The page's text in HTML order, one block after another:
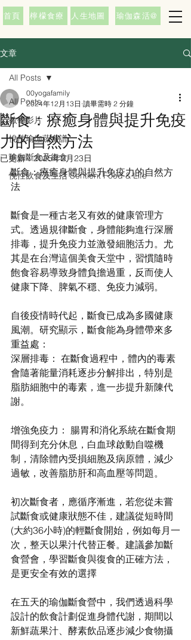
首頁 檸檬食療 人生地圖 瑜伽森活@
文章
All Posts
教學影片
悅性瑜伽蔬食譜
瑜伽斷食及復食
悅性飲食及生活 Sentient Food & Life
All Posts
斷食：療癒身體與提升免疫
力的自然方法
00yogafamily
2024年12月13日 讀畢需時 2 分鐘
已更新：2025年2月23日
斷食：療癒身體與提升免疫力的自然方
法
斷食是一種古老又有效的健康管理方
式。透過規律斷食，身體能夠進行深層
排毒，提升免疫力並激發細胞活力。尤
其是在台灣這個美食天堂中，習慣隨時
飽食容易導致身體負擔過重，反而使人
健康下降、脾氣不穩、免疫力減弱。
自後疫情時代起，斷食已成為多國健康
風潮。研究顯示，斷食能為身體帶來多
重益處：
深層排毒： 在斷食過程中，體內的毒素
會隨著能量消耗逐步分解排出，特別是
脂肪細胞中的毒素，進一步提升新陳代
謝。
增強免疫力： 腸胃和消化系統在斷食期
間得到充分休息，白血球啟動自噬機
制，清除體內受損細胞及病原體，減少
過敏，改善脂肪肝和高血壓等問題。
初次斷食者，應循序漸進，若您從未嘗
試斷食或健康狀態不佳，建議從短時間
(大約36小時)的輕斷食開始，例如每月一
次，整天以果汁代替正餐。建議參加斷
食營會，學習斷食與復食的正確方法，
是更安全有效的選擇
在五天的瑜伽斷食營中，我們透過科學
設計的飲食計劃促進身體代謝，期間以
新鮮蔬果汁、酵素飲品逐步減少食物攝